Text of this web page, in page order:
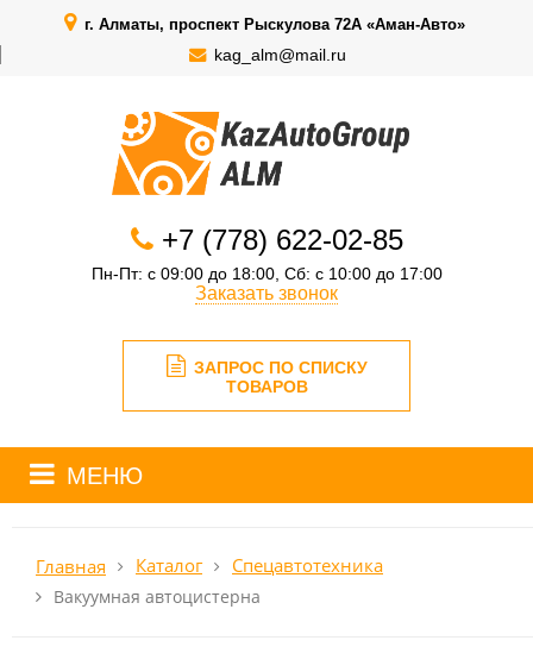
г. Алматы, проспект Рыскулова 72А «Аман-Авто»
kag_alm@mail.ru
+7 (778) 622-02-85
Пн-Пт: с 09:00 до 18:00, Сб: с 10:00 до 17:00
Заказать звонок
ЗАПРОС ПО СПИСКУ
ТОВАРОВ
МЕНЮ
Главная Каталог Спецавтотехника
Вакуумная автоцистерна